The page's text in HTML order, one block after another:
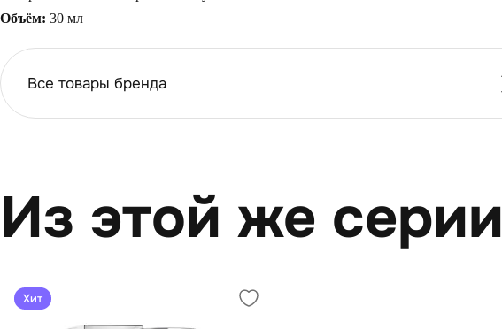
Объём: 30 мл
Все товары бренда
Из этой же серии
Хит